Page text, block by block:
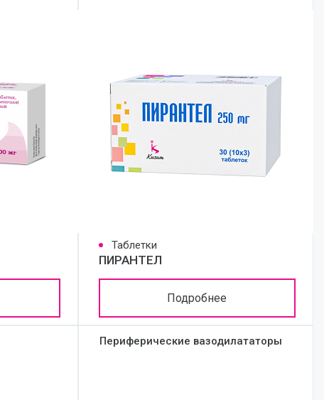
Таблетки
ПИРАНТЕЛ
Подробнее
Периферические вазодилататоры